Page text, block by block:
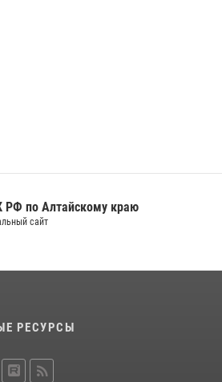
РФ по Алтайскому краю
сайт
РЕСУРСЫ